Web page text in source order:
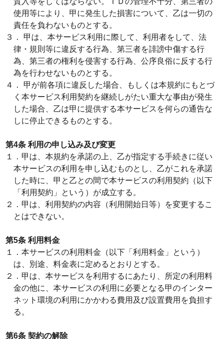
使用等により、甲に発生した損害について、乙は一切の
責任を負わないものとする。
３． 甲は、本サービス利用に際して、利用者をして、法
律・規則等に違反する行為、第三者を誹謗中傷する行
為、第三者の権利を侵害する行為、公序良俗に反する行
為を行わせないものとする。
４． 甲が前各項に違反した場合、もしくは本規約にもとづ
く本サービス利用契約を継続しがたい重大な事由が発生
した場合、乙は甲に提供する本サービスを何らの通告な
しに停止できるものとする。
第4条 利用の申し込み及び変更
１．甲は、本規約を承諾の上、乙が指定する手続きに従い
本サービスの利用を申し込むものとし、乙がこれを承諾
した時に、甲と乙との間で本サービスの利用契約（以下
「利用契約」という）が成立する。
２．甲は、利用契約の内容（利用開始日等）を変更するこ
とはできない。
第5条 利用料金
１．本サービスの利用料金（以下「利用料金」という）
は、別途、料金表に定めるとおりとする。
２．甲は、本サービスを利用するにあたり、所定の利用料
金の他に、本サービスの利用に必要となる甲のインター
ネット環境の利用にかかわる費用及び設置費用を負担す
る。
第6条 契約の解除